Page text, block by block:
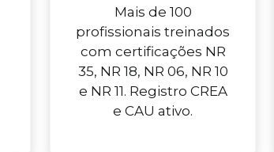
Mais de 100
profissionais treinados
com certificações NR
35, NR 18, NR 06, NR 10
e NR 11. Registro CREA
e CAU ativo.